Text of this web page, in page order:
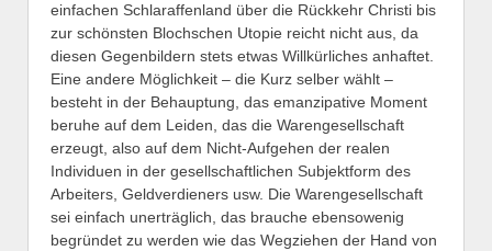
einfachen Schlaraffenland über die Rückkehr Christi bis
zur schönsten Blochschen Utopie reicht nicht aus, da
diesen Gegenbildern stets etwas Willkürliches anhaftet.
Eine andere Möglichkeit – die Kurz selber wählt –
besteht in der Behauptung, das emanzipative Moment
beruhe auf dem Leiden, das die Warengesellschaft
erzeugt, also auf dem Nicht-Aufgehen der realen
Individuen in der gesellschaftlichen Subjektform des
Arbeiters, Geldverdieners usw. Die Warengesellschaft
sei einfach unerträglich, das brauche ebensowenig
begründet zu werden wie das Wegziehen der Hand von